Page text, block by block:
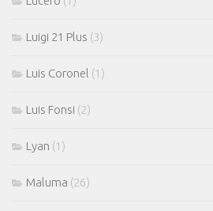
Luigi 21 Plus (3)
Luis Coronel (1)
Luis Fonsi (2)
Lyan (1)
Maluma (26)